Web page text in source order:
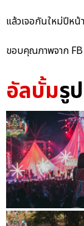
แล้วเจอกันใหม่ปีหน้
ขอบคุณภาพจาก
อัลบั้มรูป